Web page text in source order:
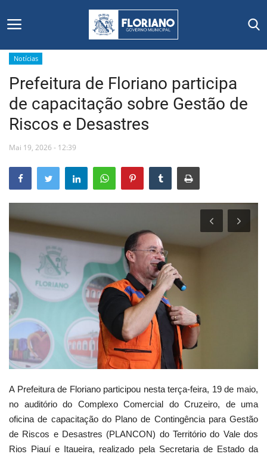
Início
Editais
Floriano
Secretarias e Órgãos
Mural de Licitações
Notícias
Webmail
Contato
Notícias
Prefeitura de Floriano participa
de capacitação sobre Gestão de
Riscos e Desastres
Mai 19, 2026 - 12:39
A Prefeitura de Floriano participou nesta terça-feira, 19 de maio,
no auditório do Complexo Comercial do Cruzeiro, de uma
oficina de capacitação do Plano de Contingência para Gestão
de Riscos e Desastres (PLANCON) do Território do Vale dos
Rios Piauí e Itaueira, realizado pela Secretaria de Estado da